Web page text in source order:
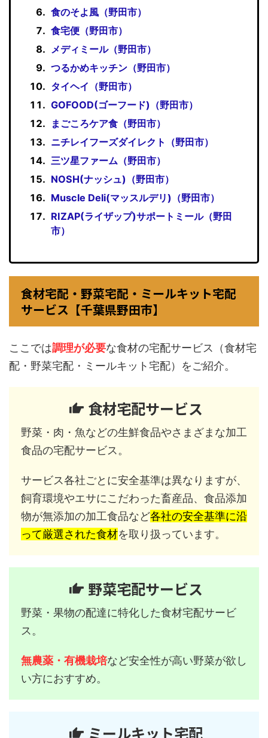
食のそよ風（野田市）
食宅便（野田市）
メディミール（野田市）
つるかめキッチン（野田市）
タイヘイ（野田市）
GOFOOD(ゴーフード)（野田市）
まごころケア食（野田市）
ニチレイフーズダイレクト（野田市）
三ツ星ファーム（野田市）
NOSH(ナッシュ)（野田市）
Muscle Deli(マッスルデリ)（野田市）
RIZAP(ライザップ)サポートミール（野田
市）
食材宅配・野菜宅配・ミールキット宅配
サービス【千葉県野田市】
ここでは調理が必要な食材の宅配サービス（食材宅
配・野菜宅配・ミールキット宅配）をご紹介。
食材宅配サービス
野菜・肉・魚などの生鮮食品やさまざまな加工
食品の宅配サービス。
サービス各社ごとに安全基準は異なりますが、
飼育環境やエサにこだわった畜産品、食品添加
物が無添加の加工食品など各社の安全基準に沿
って厳選された食材を取り扱っています。
野菜宅配サービス
野菜・果物の配達に特化した食材宅配サービ
ス。
無農薬・有機栽培など安全性が高い野菜が欲し
い方におすすめ。
ミールキット宅配